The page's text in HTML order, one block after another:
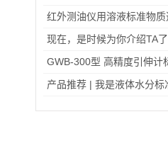
现在，是时候为你介绍TA了